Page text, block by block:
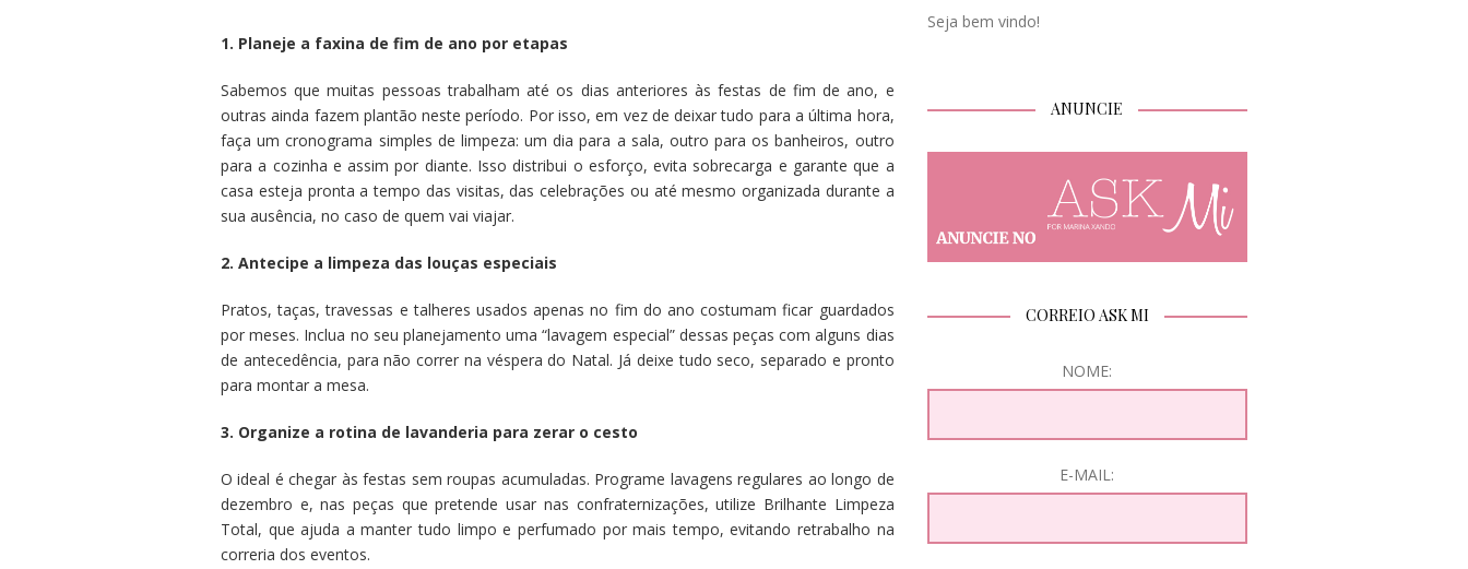
1. Planeje a faxina de fim de ano por etapas
Sabemos que muitas pessoas trabalham até os dias anteriores às festas de fim de ano, e
outras ainda fazem plantão neste período. Por isso, em vez de deixar tudo para a última hora,
faça um cronograma simples de limpeza: um dia para a sala, outro para os banheiros, outro
para a cozinha e assim por diante. Isso distribui o esforço, evita sobrecarga e garante que a
casa esteja pronta a tempo das visitas, das celebrações ou até mesmo organizada durante a
sua ausência, no caso de quem vai viajar.
2. Antecipe a limpeza das louças especiais
Pratos, taças, travessas e talheres usados apenas no fim do ano costumam ficar guardados
por meses. Inclua no seu planejamento uma “lavagem especial” dessas peças com alguns dias
de antecedência, para não correr na véspera do Natal. Já deixe tudo seco, separado e pronto
para montar a mesa.
3. Organize a rotina de lavanderia para zerar o cesto
O ideal é chegar às festas sem roupas acumuladas. Programe lavagens regulares ao longo de
dezembro e, nas peças que pretende usar nas confraternizações, utilize Brilhante Limpeza
Total, que ajuda a manter tudo limpo e perfumado por mais tempo, evitando retrabalho na
correria dos eventos.
Seja bem vindo!
ANUNCIE
CORREIO ASK MI
NOME:
E-MAIL: